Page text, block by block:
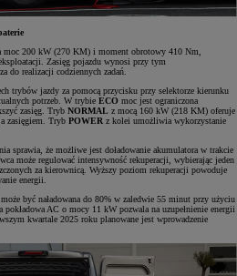
200 kW (270 KM) i moment obrotowy 410 Nm,
Zasięg pojazdu wynosi przy tym
do realizacji codziennych zadań.
trybów jazdy za pomocą przycisku przy selektorze kierunku
potrzeb. W trybie ECO moc jest ograniczona
zasięg. Tryb NORMAL z mocą 160 kW (218 KM) oferuje
zasięgiem. Tryb POWER z kolei umożliwia wykorzystanie
sprawia, że możliwe jest doładowanie akumulatora w trakcie
może regulować intensywność rekuperacji, wybierając jeden
za kierownicą. Wyższy poziom rekuperacji powoduje
energii.
być naładowana do 80% w zaledwie 55 minut przy użyciu
AC o mocy 11 kW pozwala na uzupełnienie energii
kwartale 2025 roku planowane jest wprowadzenie